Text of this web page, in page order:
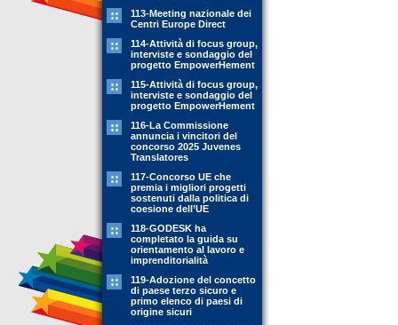
113-Meeting nazionale dei
Centri Europe Direct
114-Attività di focus group,
interviste e sondaggio del
progetto EmpowerHement
115-Attività di focus group,
interviste e sondaggio del
progetto EmpowerHement
116-La Commissione
annuncia i vincitori del
concorso 2025 Juvenes
Translatores
117-Concorso UE che
premia i migliori progetti
sostenuti dalla politica di
coesione dell’UE
118-GODESK ha
completato la guida su
orientamento al lavoro e
imprenditorialità
119-Adozione del concetto
di paese terzo sicuro e
primo elenco di paesi di
origine sicuri